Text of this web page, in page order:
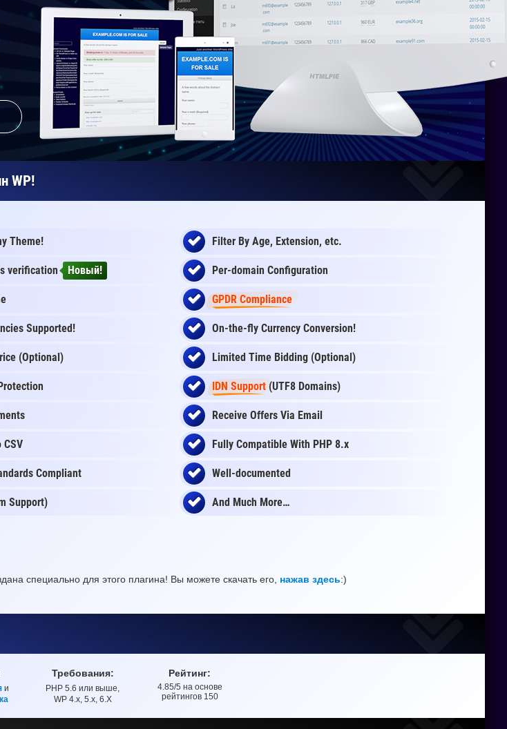
WP!
Theme! Filter By Age, Extension, etc.
verification Новый! Per-domain Configuration
GPDR Compliance
Supported! On-the-fly Currency Conversion!
(Optional) Limited Time Bidding (Optional)
IDN Support (UTF8 Domains)
Receive Offers Via Email
CSV Fully Compatible With PHP 8.x
Compliant Well-documented
Support) And Much More…
специально для этого плагина! Вы можете скачать его, нажав здесь:)
и
Требования:
PHP 5.6 или выше,
WP 4.x, 5.x, 6.X
Рейтинг:
Рейтинг
4.85/5 на основе
рейтингов 150